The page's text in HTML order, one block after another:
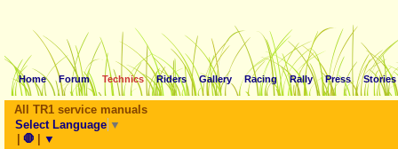
Home Forum Technics Riders Gallery Racing Rally Press Stories
All TR1 service manuals
Select Language ▼
| 🛑 | ▼